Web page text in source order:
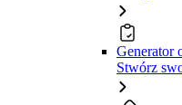
Generator
Stwórz